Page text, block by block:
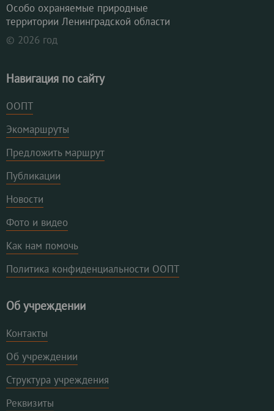
Особо охраняемые природные
территории Ленинградской области
© 2026 год
Навигация по сайту
ООПТ
Экомаршруты
Предложить маршрут
Публикации
Новости
Фото и видео
Как нам помочь
Политика конфиденциальности ООПТ
Об учреждении
Контакты
Об учреждении
Структура учреждения
Реквизиты